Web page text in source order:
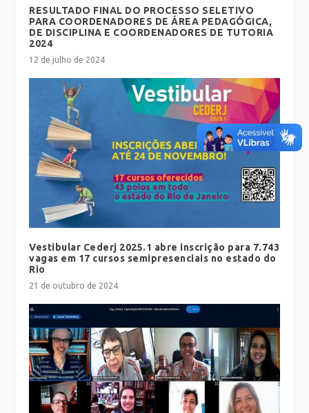
RESULTADO FINAL DO PROCESSO SELETIVO
PARA COORDENADORES DE ÁREA PEDAGÓGICA,
DE DISCIPLINA E COORDENADORES DE TUTORIA
2024
12 de julho de 2024
Vestibular Cederj 2025.1 abre inscrição para 7.743
vagas em 17 cursos semipresenciais no estado do
Rio
21 de outubro de 2024